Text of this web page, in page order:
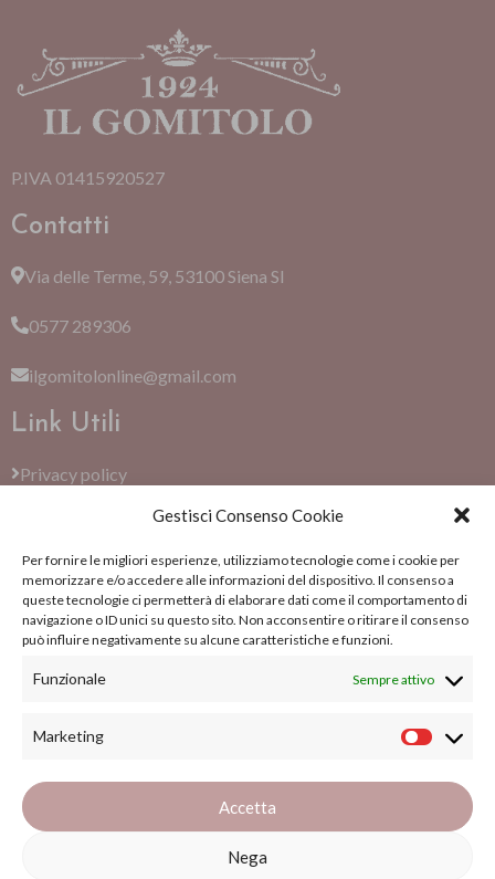
Gestisci Consenso Cookie
Per fornire le migliori esperienze, utilizziamo tecnologie come i cookie per
memorizzare e/o accedere alle informazioni del dispositivo. Il consenso a
queste tecnologie ci permetterà di elaborare dati come il comportamento di
navigazione o ID unici su questo sito. Non acconsentire o ritirare il consenso
può influire negativamente su alcune caratteristiche e funzioni.
Funzionale Sempre attivo
Marketing
Accetta
Nega
P.IVA 01415920527
Contatti
Via delle Terme, 59, 53100 Siena SI
0577 289306
ilgomitolonline@gmail.com
Link Utili
Privacy policy
Cookie Policy (EU)
Termini e condizioni
Su di noi
Su di noi
Il Gomitolo Siena. All Rights Reserved.